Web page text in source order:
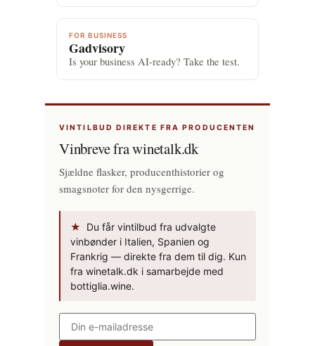
FOR BUSINESS
Gadvisory
Is your business AI-ready? Take the test.
VINTILBUD DIREKTE FRA PRODUCENTEN
Vinbreve fra winetalk.dk
Sjældne flasker, producenthistorier og
smagsnoter for den nysgerrige.
★
Du får vintilbud fra udvalgte
vinbønder i Italien, Spanien og
Frankrig — direkte fra dem til dig. Kun
fra winetalk.dk i samarbejde med
bottiglia.wine.